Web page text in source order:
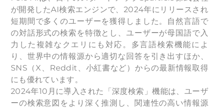
が開発したAI検索エンジンで、2024年にリリースされ
短期間で多くのユーザーを獲得しました。自然言語で
の対話形式の検索を特徴とし、ユーザーが母国語で入
力した複雑なクエリにも対応。多言語検索機能によ
り、世界中の情報源から適切な回答を引き出すほか、
SNS（X、Reddit、小紅書など）からの最新情報取得
にも優れています。
2024年10月に導入された「深度検索」機能は、ユーザ
ーの検索意図をより深く推測し、関連性の高い情報源